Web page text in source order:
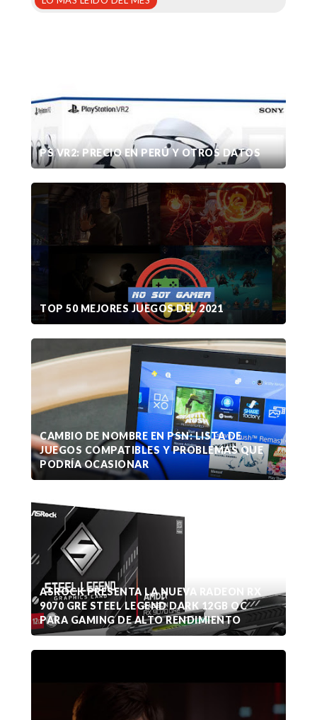
PS VR2: PRECIO EN PERÚ Y OTROS DATOS
TOP 50 MEJORES JUEGOS DEL 2021
CAMBIO DE NOMBRE EN PSN: LISTA DE
JUEGOS COMPATIBLES Y PROBLEMAS QUE
PODRÍA OCASIONAR
ASROCK PRESENTA LA NUEVA RADEON RX
9070 GRE STEEL LEGEND DARK 12GB OC
PARA GAMING DE ALTO RENDIMIENTO